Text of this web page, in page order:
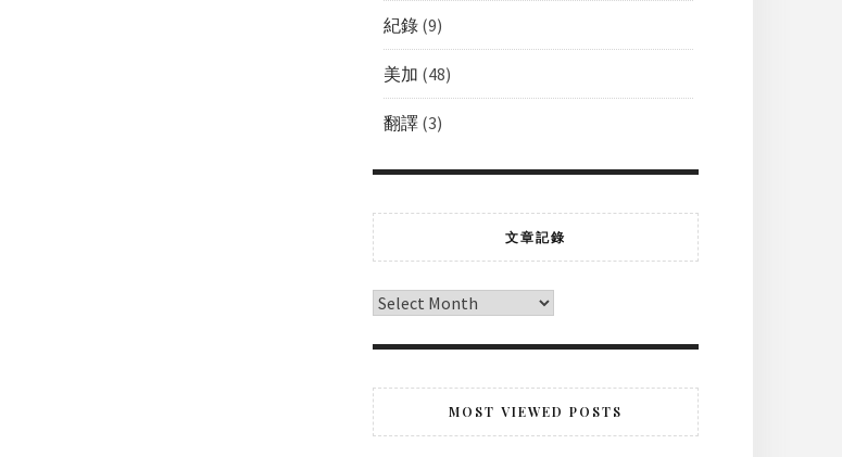
紀錄 (9)
美加 (48)
翻譯 (3)
文章記錄
MOST VIEWED POSTS